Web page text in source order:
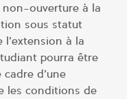
ouverture à la
sous statut
à la
pourra être
d’une
les conditions de